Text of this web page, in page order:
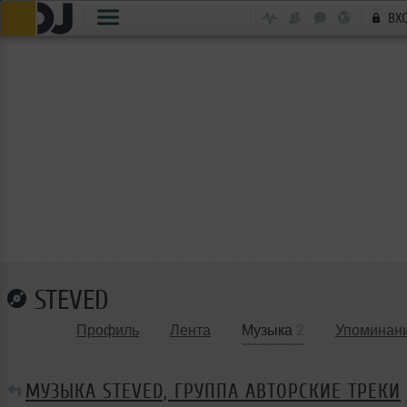
STEVED
Профиль Лента Музыка
МУЗЫКА STEVED, ГРУППА АВТОРСКИЕ ТРЕКИ